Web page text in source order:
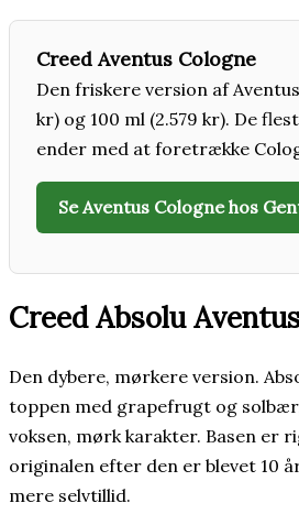
Creed Aventus Cologne
Den friskere version af
kr) og 100 ml (2.579 kr). De
ender med at foretrække
Se Aventus Cologne hos
Creed Absolu
Den dybere, mørkere version.
toppen med grapefrugt og
voksen, mørk karakter. Basen er
originalen efter den er blevet 10
mere selvtillid.